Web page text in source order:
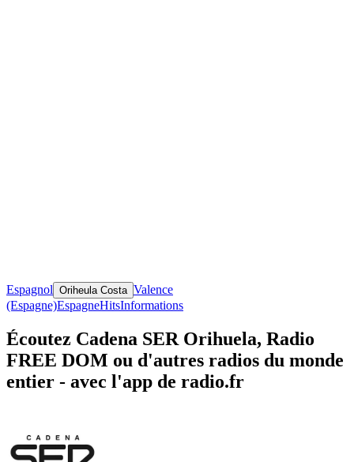
Espagnol Oriheula Costa Valence
(Espagne)EspagneHitsInformations
Écoutez Cadena SER Orihuela, Radio
FREE DOM ou d'autres radios du monde
entier - avec l'app de radio.fr